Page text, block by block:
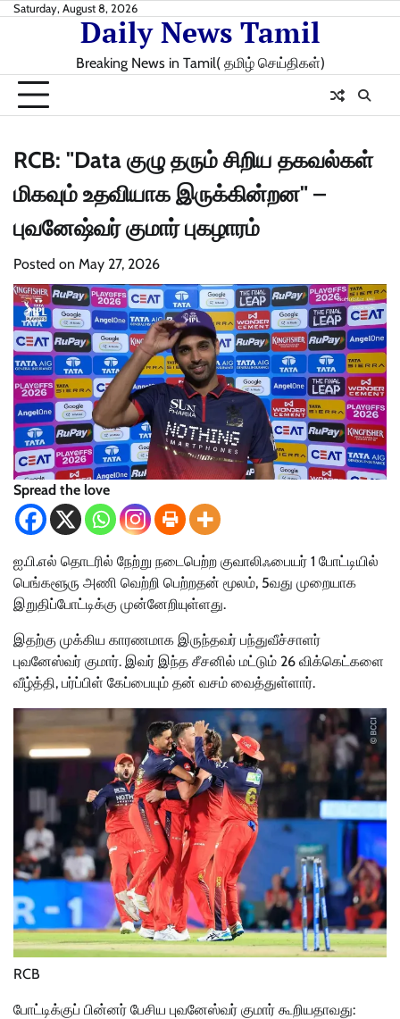
SkipSaturday, August 8, 2026
Daily News Tamil
Breaking News in Tamil( தமிழ் செய்திகள்)
RCB: "Data குழு தரும் சிறிய தகவல்கள்
மிகவும் உதவியாக இருக்கின்றன" –
புவனேஷ்வர் குமார் புகழாரம்
Posted on May 27, 2026
Spread the love
ஐ.பி.எல் தொடரில் நேற்று நடைபெற்ற குவாலிஃபையர் 1 போட்டியில்
பெங்களூரு அணி வெற்றி பெற்றதன் மூலம், 5வது முறையாக
இறுதிப்போட்டிக்கு முன்னேறியுள்ளது.
இதற்கு முக்கிய காரணமாக இருந்தவர் பந்துவீச்சாளர்
புவனேஸ்வர் குமார். இவர் இந்த சீசனில் மட்டும் 26 விக்கெட்களை
வீழ்த்தி, பர்ப்பிள் கேப்பையும் தன் வசம் வைத்துள்ளார்.
RCB
போட்டிக்குப் பின்னர் பேசிய புவனேஸ்வர் குமார் கூறியதாவது: